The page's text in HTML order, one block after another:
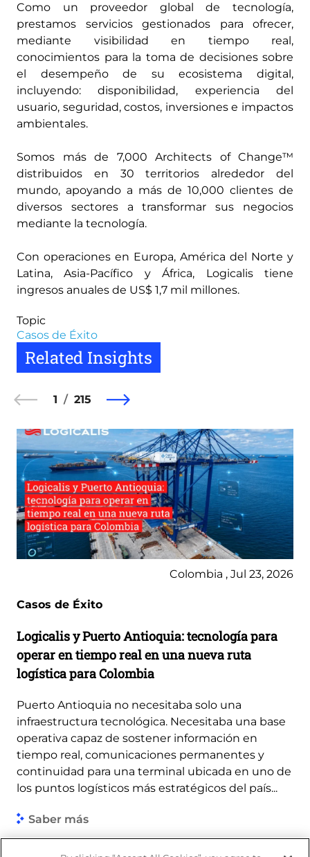
Como un proveedor global de tecnología,
prestamos servicios gestionados para ofrecer,
mediante visibilidad en tiempo real,
conocimientos para la toma de decisiones sobre
el desempeño de su ecosistema digital,
incluyendo: disponibilidad, experiencia del
usuario, seguridad, costos, inversiones e impactos
ambientales.
Somos más de 7,000 Architects of Change™
distribuidos en 30 territorios alrededor del
mundo, apoyando a más de 10,000 clientes de
diversos sectores a transformar sus negocios
mediante la tecnología.
Con operaciones en Europa, América del Norte y
Latina, Asia-Pacífico y África, Logicalis tiene
ingresos anuales de US$ 1,7 mil millones.
Topic
Casos de Éxito
Related Insights
1 215
Colombia , Jul 23, 2026
Casos de Éxito
Logicalis y Puerto Antioquia: tecnología para
operar en tiempo real en una nueva ruta
logística para Colombia
Puerto Antioquia no necesitaba solo una
infraestructura tecnológica. Necesitaba una base
operativa capaz de sostener información en
tiempo real, comunicaciones permanentes y
continuidad para una terminal ubicada en uno de
los puntos logísticos más estratégicos del país...
Saber más